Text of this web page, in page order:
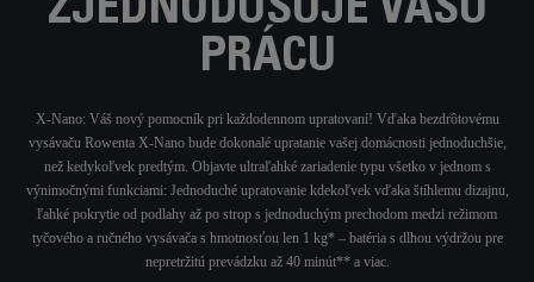
ZJEDNODUŠUJE VAŠU
PRÁCU
X-Nano: Váš nový pomocník pri každodennom upratovaní! Vďaka bezdrôtovému
vysávaču Rowenta X-Nano bude dokonalé upratanie vašej domácnosti jednoduchšie,
než kedykoľvek predtým. Objavte ultraľahké zariadenie typu všetko v jednom s
výnimočnými funkciami: Jednoduché upratovanie kdekoľvek vďaka štíhlemu dizajnu,
ľahké pokrytie od podlahy až po strop s jednoduchým prechodom medzi režimom
tyčového a ručného vysávača s hmotnosťou len 1 kg* – batéria s dlhou výdržou pre
nepretržitú prevádzku až 40 minút** a viac.